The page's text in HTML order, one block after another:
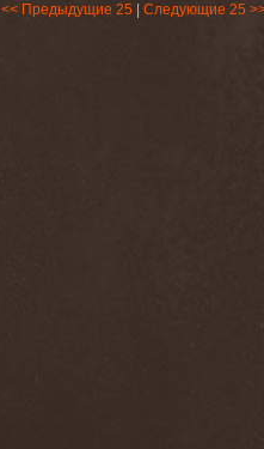
<< Предыдущие 25 Следующие 25